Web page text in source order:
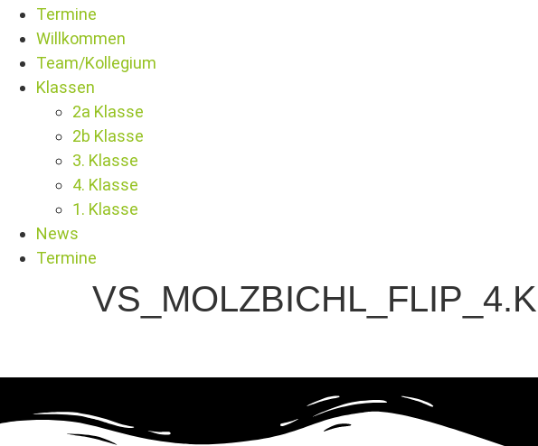
Termine
Willkommen
Team/Kollegium
Klassen
2a Klasse
2b Klasse
3. Klasse
4. Klasse
1. Klasse
News
Termine